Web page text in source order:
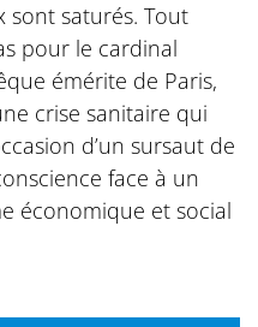
sont saturés. Tout
pour le cardinal
émérite de Paris,
crise sanitaire qui
d’un sursaut de
face à un
économique et social